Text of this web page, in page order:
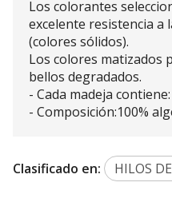
Los colorantes
excelente resistencia a
(colores sólidos).
Los colores matizados
bellos degradados.
- Cada madeja
- Composición:100%
Clasificado en: HILOS